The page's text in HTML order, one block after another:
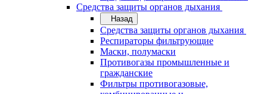
Средства защиты органов дыхания
Назад
Средства защиты органов дыхания
Респираторы фильтрующие
Маски, полумаски
Противогазы промышленные и
гражданские
Фильтры противогазовые,